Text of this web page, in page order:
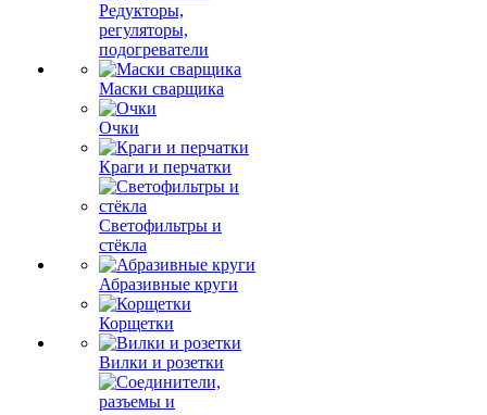
Редукторы,
регуляторы,
подогреватели
Маски сварщика
Очки
Краги и перчатки
Светофильтры и
стёкла
Абразивные круги
Корщетки
Вилки и розетки